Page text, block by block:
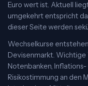
Euro wert ist. Aktuell
umgekehrt entspricht
dieser Seite werden
Wechselkurse
Devisenmarkt. Wichtige
Notenbanken,
Risikostimmung an den